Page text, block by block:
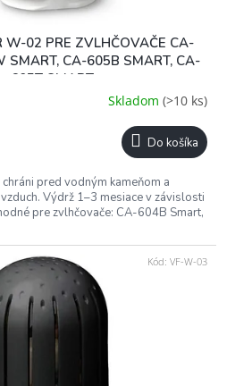
W-02 PRE ZVLHČOVAČE CA-
SMART, CA-605B SMART, CA-
605T SMART
Skladom (>10 ks)
Do košíka
pred vodným kameňom a
Výdrž 1–3 mesiace v závislosti
pre zvlhčovače: CA-604B Smart,
Kód: VF-W-03